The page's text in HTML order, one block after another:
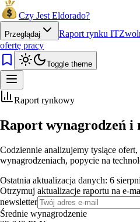
Czy Jest Eldorado?
Przeglądaj Raport rynku IT
ofertę pracy
Toggle theme
Raport rynkowy
Raport wynagrodzeń i
Codziennie analizujemy tysiące
wynagrodzeniach, popycie na
Ostatnia aktualizacja danych: 6
Otrzymuj aktualizacje raportu na e-
newsletter
Średnie wynagrodzenie